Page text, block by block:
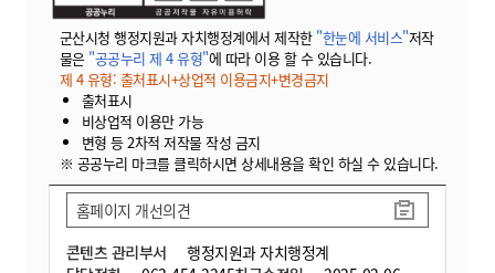
군산시청 행정지원과 자치행정계에서 제작한 "한눈에 서비스"저작
물은 "공공누리 제 4 유형"에 따라 이용 할 수 있습니다.
제 4 유형: 출처표시+상업적 이용금지+변경금지
출처표시
비상업적 이용만 가능
변형 등 2차적 저작물 작성 금지
※ 공공누리 마크를 클릭하시면 상세내용을 확인 하실 수 있습니다.
콘텐츠 관리부서
행정지원과 자치행정계
홈페이지 개선의견